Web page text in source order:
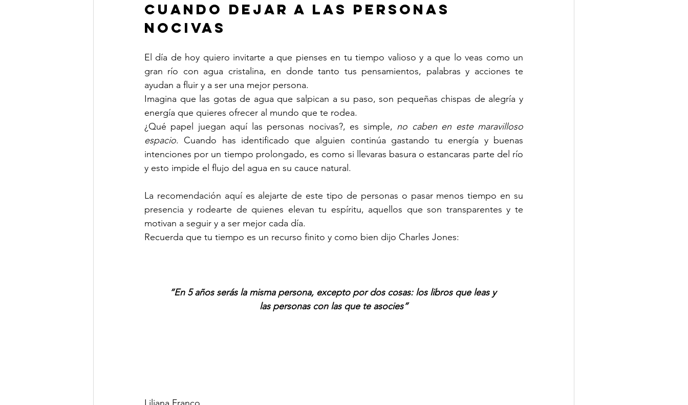
Cuando dejar a las personas
nocivas
El día de hoy quiero invitarte a que pienses en tu tiempo valioso y a que lo veas como un
gran río con agua cristalina, en donde tanto tus pensamientos, palabras y acciones te
ayudan a fluir y a ser una mejor persona.
Imagina que las gotas de agua que salpican a su paso, son pequeñas chispas de alegría y
energía que quieres ofrecer al mundo que te rodea.
¿Qué papel juegan aquí las personas nocivas?, es simple, no caben en este maravilloso
espacio. Cuando has identificado que alguien continúa gastando tu energía y buenas
intenciones por un tiempo prolongado, es como si llevaras basura o estancaras parte del río
y esto impide el flujo del agua en su cauce natural.
La recomendación aquí es alejarte de este tipo de personas o pasar menos tiempo en su
presencia y rodearte de quienes elevan tu espíritu, aquellos que son transparentes y te
motivan a seguir y a ser mejor cada día.
Recuerda que tu tiempo es un recurso finito y como bien dijo Charles Jones:
“En 5 años serás la misma persona, excepto por dos cosas: los libros que leas y
las personas con las que te asocies”